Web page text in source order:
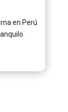
en Perú